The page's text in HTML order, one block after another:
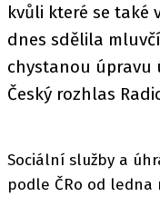
kvůli které se také
dnes sdělila mluvčí
chystanou úpravu
Český rozhlas
Sociální služby a
podle ČRo od ledna